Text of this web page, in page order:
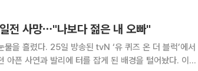
전 사망⋯"나보다 젊은 내 오빠"
퀴즈 온 더 블럭’에서
픈 사연과 발리에 터를 잡게 된 배경을 털어놨다. 이날